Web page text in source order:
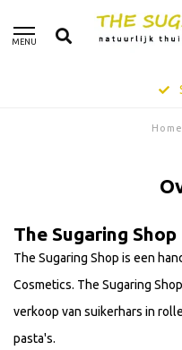
MENU
Home
The Sugaring Shop
The Sugaring Shop is een
Cosmetics. The Sugaring
verkoop van suikerhars in
pasta's.